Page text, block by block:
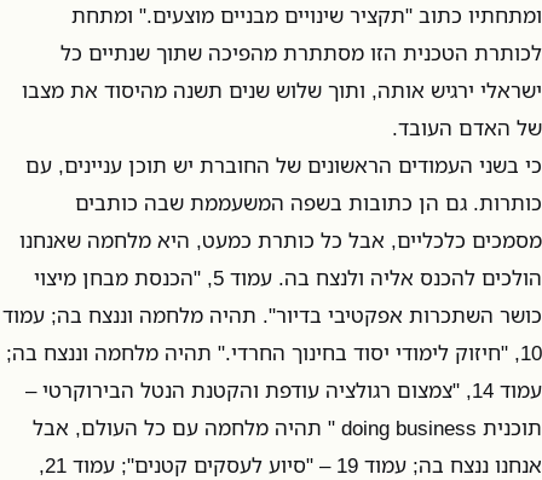
ומתחתיו כתוב "תקציר שינויים מבניים מוצעים." ומתחת
לכותרת הטכנית הזו מסתתרת מהפיכה שתוך שנתיים כל
ישראלי ירגיש אותה, ותוך שלוש שנים תשנה מהיסוד את מצבו
של האדם העובד.
כי בשני העמודים הראשונים של החוברת יש תוכן עניינים, עם
כותרות. גם הן כתובות בשפה המשעממת שבה כותבים
מסמכים כלכליים, אבל כל כותרת כמעט, היא מלחמה שאנחנו
הולכים להכנס אליה ולנצח בה. עמוד 5, "הכנסת מבחן מיצוי
כושר השתכרות אפקטיבי בדיור". תהיה מלחמה וננצח בה; עמוד
10, "חיזוק לימודי יסוד בחינוך החרדי." תהיה מלחמה וננצח בה;
עמוד 14, "צמצום רגולציה עודפת והקטנת הנטל הבירוקרטי –
תוכנית doing business " תהיה מלחמה עם כל העולם, אבל
אנחנו ננצח בה; עמוד 19 – "סיוע לעסקים קטנים"; עמוד 21,